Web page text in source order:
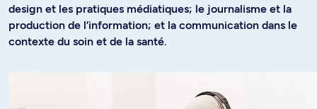
design et les pratiques médiatiques; le journalisme et la
production de l’information; et la communication dans le
contexte du soin et de la santé.